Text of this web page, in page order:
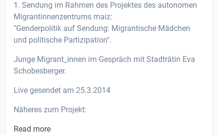
1. Sendung im Rahmen des Projektes des autonomen
Migrantinnenzentrums maiz:
"Genderpolitik auf Sendung: Migrantische Mädchen
und politische Partizipation".
Junge Migrant_innen im Gespräch mit Stadträtin Eva
Schobesberger.
Live gesendet am 25.3.2014
Näheres zum Projekt:
Read more